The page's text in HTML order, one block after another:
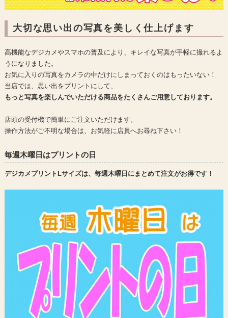
大切な思い出の写真を美しく仕上げます
高機能なデジカメやスマホの普及により、キレイな写真が手軽に撮れるよ
うになりました。
お気に入りの写真をカメラの中だけにしまっておくのはもったいない！
当店では、思い出をプリントにして、
もっと写真を楽しんでいただける商品をたくさんご用意しております。
店頭の受付機で簡単にご注文いただけます。
操作方法がご不明な場合は、お気軽に店員へお尋ね下さい！
毎週木曜日はプリントの日
デジカメプリントLサイズは、毎週木曜日にまとめて注文がお得です！